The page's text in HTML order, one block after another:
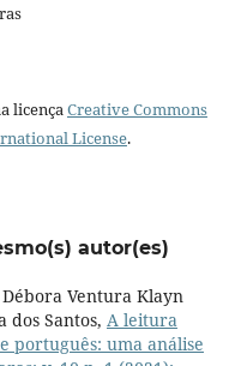
licençaCreative Commons
License.
autor(es)
Ventura Klayn
dos Santos, A leitura
português: uma análise